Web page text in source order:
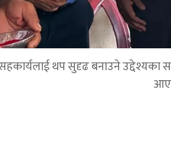
थप सुदृढ बनाउने उद्देश्यका साथ